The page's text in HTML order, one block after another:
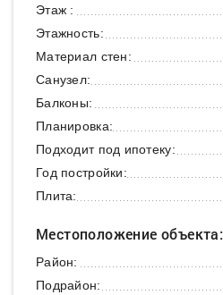
Этаж :
Этажность:
Материал стен:
Санузел:
Балконы:
Планировка:
Подходит под ипотеку:
Год постройки:
Плита:
Местоположение объекта:
Район:
Подрайон: